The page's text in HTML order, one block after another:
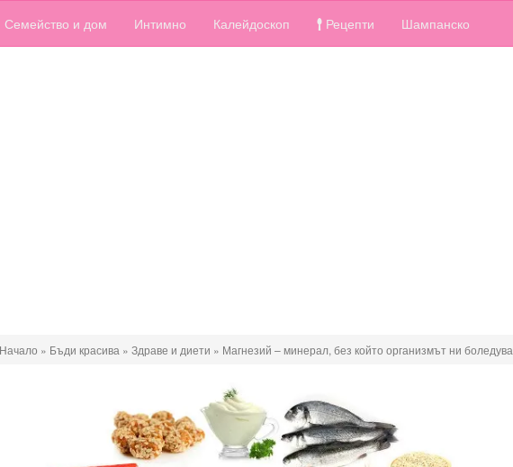
Семейство и дом Интимно Калейдоскоп Рецепти Шампанско
Начало » Бъди красива » Здраве и диети » Магнезий – минерал, без който организмът ни боледува